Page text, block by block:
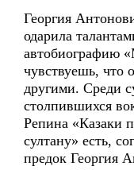
Георгия
одарила
автобиографию
чувствуешь, что
другими. Среди
столпившихся
Репина «Казаки
султану» есть,
предок Георгия